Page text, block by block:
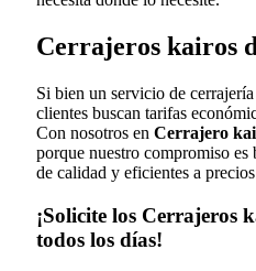
Cerrajeros kairos
Si bien un servicio de
clientes buscan tarifas
Con nosotros en Cerrajero
porque nuestro compromiso
de calidad y eficientes a
¡Solicite los Cerrajeros
todos los días!